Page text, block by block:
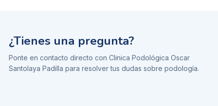
¿Tienes una pregunta?
Ponte en contacto directo con Clinica Podológica Oscar
Santolaya Padilla para resolver tus dudas sobre podología.